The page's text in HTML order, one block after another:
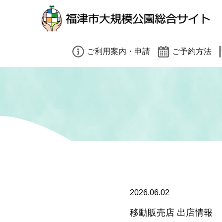
小（標準）
閉じる
ご利用案内・申請 ご予約方法
2026.06.02
移動販売店 出店情報